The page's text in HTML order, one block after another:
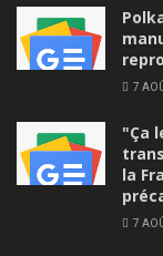
7
"Ça
la
7